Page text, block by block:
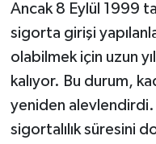
Ancak 8 Eylül 1999
sigorta girişi
olabilmek için uzun
kalıyor. Bu durum,
yeniden alevlendirdi.
sigortalılık süresini